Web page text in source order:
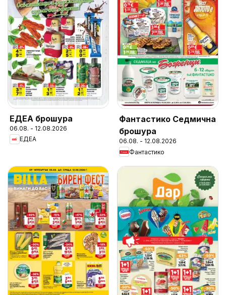
ЕДЕА брошура
06.08. - 12.08.2026
ЕДЕА
Фантастико Седмична
брошура
06.08. - 12.08.2026
Фантастико